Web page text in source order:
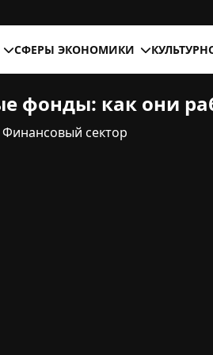
СФЕРЫ ЭКОНОМИКИ
фонды: как они
Финансовый сектор